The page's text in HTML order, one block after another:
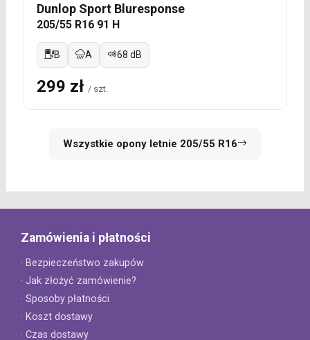
Dunlop Sport Bluresponse
205/55 R16 91 H
B A 68 dB
299 zł / szt.
Wszystkie opony letnie 205/55 R16
Zamówienia i płatności
· Bezpieczeństwo zakupów
· Jak złożyć zamówienie?
· Sposoby płatności
· Koszt dostawy
· Czas dostawy